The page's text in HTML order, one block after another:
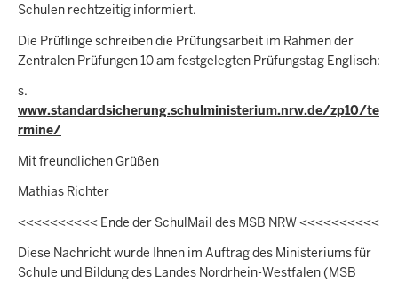
Schulen rechtzeitig informiert.
Die Prüflinge schreiben die Prüfungsarbeit im Rahmen der
Zentralen Prüfungen 10 am festgelegten Prüfungstag Englisch:
s.
www.standardsicherung.schulministerium.nrw.de/zp10/te
rmine/
Mit freundlichen Grüßen
Mathias Richter
<<<<<<<<<< Ende der SchulMail des MSB NRW <<<<<<<<<<
Diese Nachricht wurde Ihnen im Auftrag des Ministeriums für
Schule und Bildung des Landes Nordrhein-Westfalen (MSB